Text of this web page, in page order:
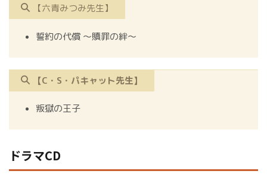
【六青みつみ先生】
誓約の代償 ～贖罪の絆～
【C・S・パキャット先生】
叛獄の王子
ドラマCD